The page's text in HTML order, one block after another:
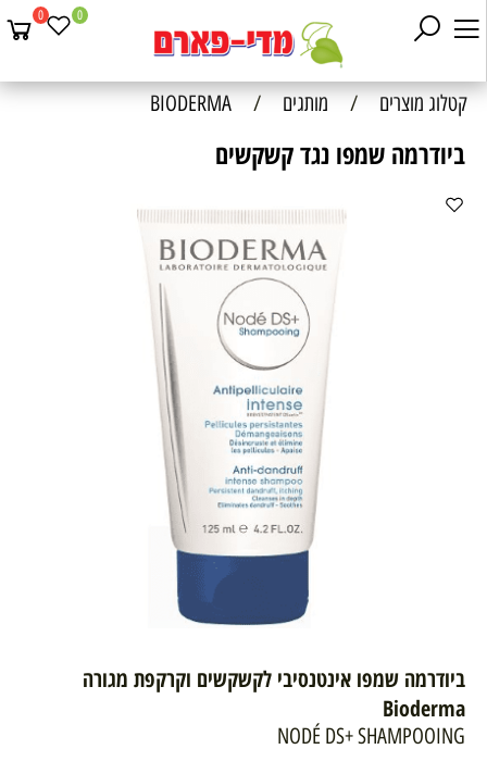
0 0
קטלוג מוצרים / מותגים /
BIODERMA
ביודרמה שמפו נגד קשקשים
ביודרמה שמפו אינטנסיבי לקשקשים וקרקפת מגורה
Bioderma
NODÉ DS+ SHAMPOOING